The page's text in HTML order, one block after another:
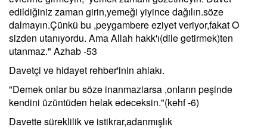
edildiğiniz zaman girin,yemeği yiyince dağılın.söze
dalmayın.Çünkü bu ,peygambere eziyet veriyor,fakat O
sizden utanıyordu. Ama Allah hakk'ı(dile getirmek)ten
utanmaz." Azhab -53
Davetçi ve hidayet rehber'inin ahlakı.
"Demek onlar bu söze inanmazlarsa ,onların peşinde
kendini üzüntüden helak edeceksin."(kehf -6)
Davette süreklilik ve istikrar,adanmışlık